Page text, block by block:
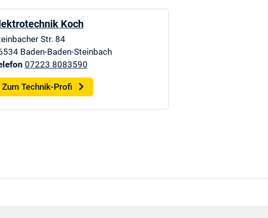
Koch
Str. 84
Baden-Baden-Steinbach
07223 8083590
Zum Technik-Profi